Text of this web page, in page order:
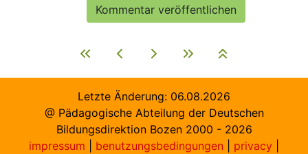
Letzte Änderung: 06.08.2026
@ Pädagogische Abteilung der Deutschen
Bildungsdirektion Bozen 2000 - 2026
impressum
benutzungsbedingungen privacy